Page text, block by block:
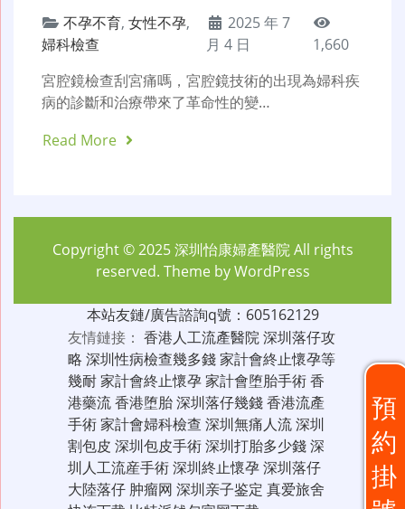
不孕不育, 女性不孕,
婦科檢查
2025 年 7
月 4 日
1,660
宮腔鏡檢查刮宮痛嗎，宮腔鏡技術的出現為婦科疾
病的診斷和治療帶來了革命性的變…
Read More
預
約
掛
Copyright © 2025深圳怡康婦產醫院All rights
reserved. Theme byWordPress
本站友鏈/廣告諮詢q號：605162129
友情鏈接： 香港人工流產醫院深圳落仔攻
略 深圳性病檢查幾多錢家計會終止懷孕等
幾耐家計會終止懷孕家計會堕胎手術香
港藥流香港堕胎深圳落仔幾錢香港流產
手術家計會婦科檢查 深圳無痛人流深圳
割包皮 深圳包皮手術深圳打胎多少錢深
圳人工流産手術深圳終止懷孕深圳落仔
大陸落仔 肿瘤网 深圳亲子鉴定 真爱旅舍